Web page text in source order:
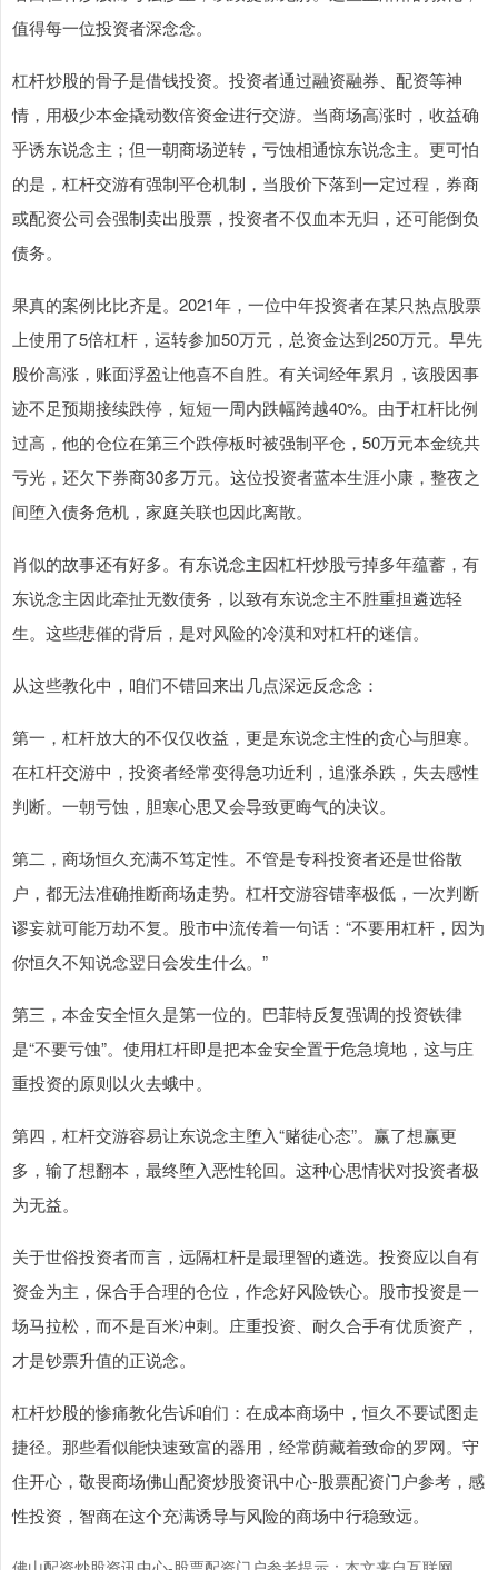
值得每一位投资者深念念。
杠杆炒股的骨子是借钱投资。投资者通过融资融券、配资等神
情，用极少本金撬动数倍资金进行交游。当商场高涨时，收益确
乎诱东说念主；但一朝商场逆转，亏蚀相通惊东说念主。更可怕
的是，杠杆交游有强制平仓机制，当股价下落到一定过程，券商
或配资公司会强制卖出股票，投资者不仅血本无归，还可能倒负
债务。
果真的案例比比齐是。2021年，一位中年投资者在某只热点股票
上使用了5倍杠杆，运转参加50万元，总资金达到250万元。早先
股价高涨，账面浮盈让他喜不自胜。有关词经年累月，该股因事
迹不足预期接续跌停，短短一周内跌幅跨越40%。由于杠杆比例
过高，他的仓位在第三个跌停板时被强制平仓，50万元本金统共
亏光，还欠下券商30多万元。这位投资者蓝本生涯小康，整夜之
间堕入债务危机，家庭关联也因此离散。
肖似的故事还有好多。有东说念主因杠杆炒股亏掉多年蕴蓄，有
东说念主因此牵扯无数债务，以致有东说念主不胜重担遴选轻
生。这些悲催的背后，是对风险的冷漠和对杠杆的迷信。
从这些教化中，咱们不错回来出几点深远反念念：
第一，杠杆放大的不仅仅收益，更是东说念主性的贪心与胆寒。
在杠杆交游中，投资者经常变得急功近利，追涨杀跌，失去感性
判断。一朝亏蚀，胆寒心思又会导致更晦气的决议。
第二，商场恒久充满不笃定性。不管是专科投资者还是世俗散
户，都无法准确推断商场走势。杠杆交游容错率极低，一次判断
谬妄就可能万劫不复。股市中流传着一句话：“不要用杠杆，因为
你恒久不知说念翌日会发生什么。”
第三，本金安全恒久是第一位的。巴菲特反复强调的投资铁律
是“不要亏蚀”。使用杠杆即是把本金安全置于危急境地，这与庄
重投资的原则以火去蛾中。
第四，杠杆交游容易让东说念主堕入“赌徒心态”。赢了想赢更
多，输了想翻本，最终堕入恶性轮回。这种心思情状对投资者极
为无益。
关于世俗投资者而言，远隔杠杆是最理智的遴选。投资应以自有
资金为主，保合手合理的仓位，作念好风险铁心。股市投资是一
场马拉松，而不是百米冲刺。庄重投资、耐久合手有优质资产，
才是钞票升值的正说念。
杠杆炒股的惨痛教化告诉咱们：在成本商场中，恒久不要试图走
捷径。那些看似能快速致富的器用，经常荫藏着致命的罗网。守
住开心，敬畏商场佛山配资炒股资讯中心-股票配资门户参考，感
性投资，智商在这个充满诱导与风险的商场中行稳致远。